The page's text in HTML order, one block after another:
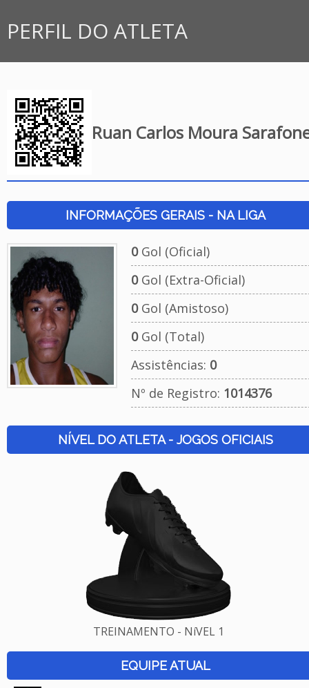
PERFIL DO ATLETA
Ruan Carlos Moura
INFORMAÇÕES GERAIS - NA LIGA
0Gol (Oficial)
0Gol (Extra-Oficial)
0Gol (Amistoso)
0Gol (Total)
Assistências: 0
Nº de Registro: 1014376
NÍVEL DO ATLETA - JOGOS OFICIAIS
TREINAMENTO - NíVEL 1
EQUIPE ATUAL